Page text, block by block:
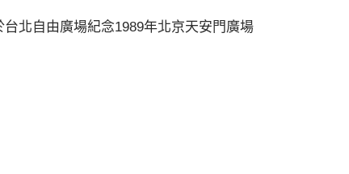
北自由廣場紀念1989年北京天安門廣場